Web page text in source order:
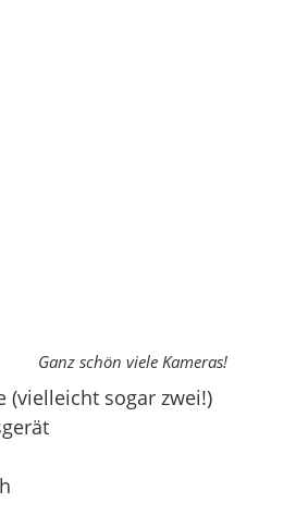
Ganz schön viele Kameras!
(vielleicht sogar zwei!)